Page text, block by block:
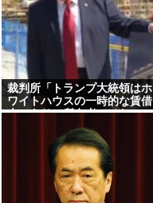
裁判所「トランプ大統領はホ
ワイトハウスの一時的な賃借
人であり、所有者ではな
い」、宴会場建設の工事差し